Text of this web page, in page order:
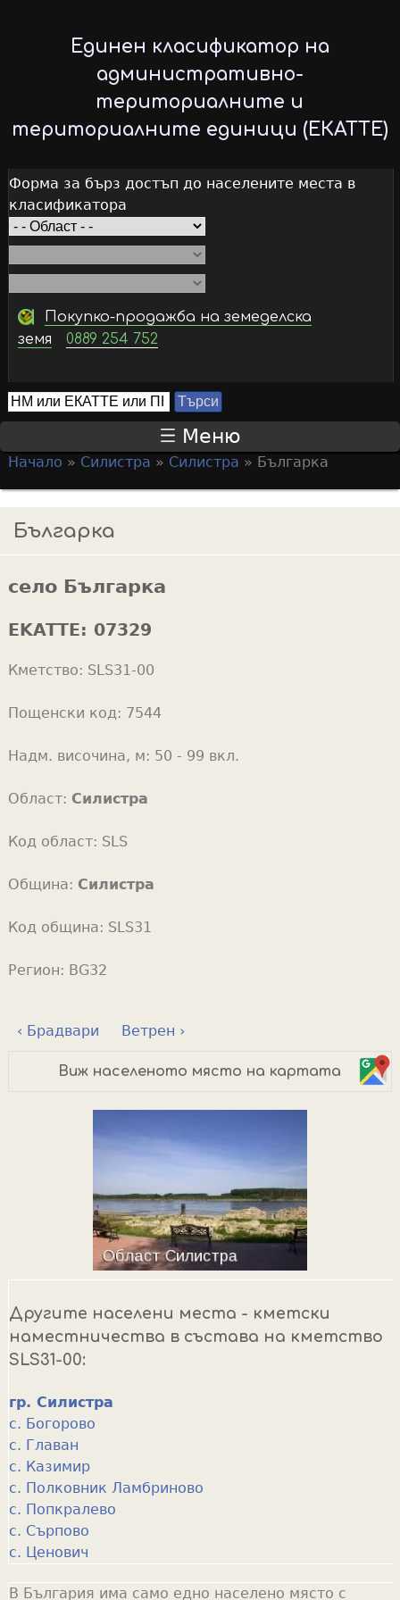
to
main
content
Единен класификатор на
административно-
териториалните и
териториалните единици (ЕКАТТЕ)
Форма за бърз достъп до населените места в
класификатора
Покупко-продажба на земеделска
земя
0889 254 752
S
e
r
c
h
f
r
m
Т
ъ
с
и
Меню
o
u
r
e
e
Начало » Силистра » Силистра » Българка
Българка
село Българка
EKATTE: 07329
Кметство: SLS31-00
Пощенски код: 7544
Надм. височина, м: 50 - 99 вкл.
Област: Силистра
Код област: SLS
Община: Силистра
Код община: SLS31
Регион: BG32
‹ Брадвари Ветрен ›
Виж населеното място на картата
Другите населени места - кметски
наместничества в състава на кметство
SLS31-00:
гр. Силистра
с. Богорово
с. Главан
с. Казимир
с. Полковник Ламбриново
с. Попкралево
с. Сърпово
с. Ценович
В България има само едно населено място с